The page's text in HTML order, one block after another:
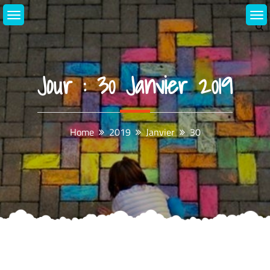
Skip
to
content
Jour :30 Janvier 2019
Home 2019 Janvier 30